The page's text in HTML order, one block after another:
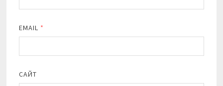
EMAIL *
САЙТ